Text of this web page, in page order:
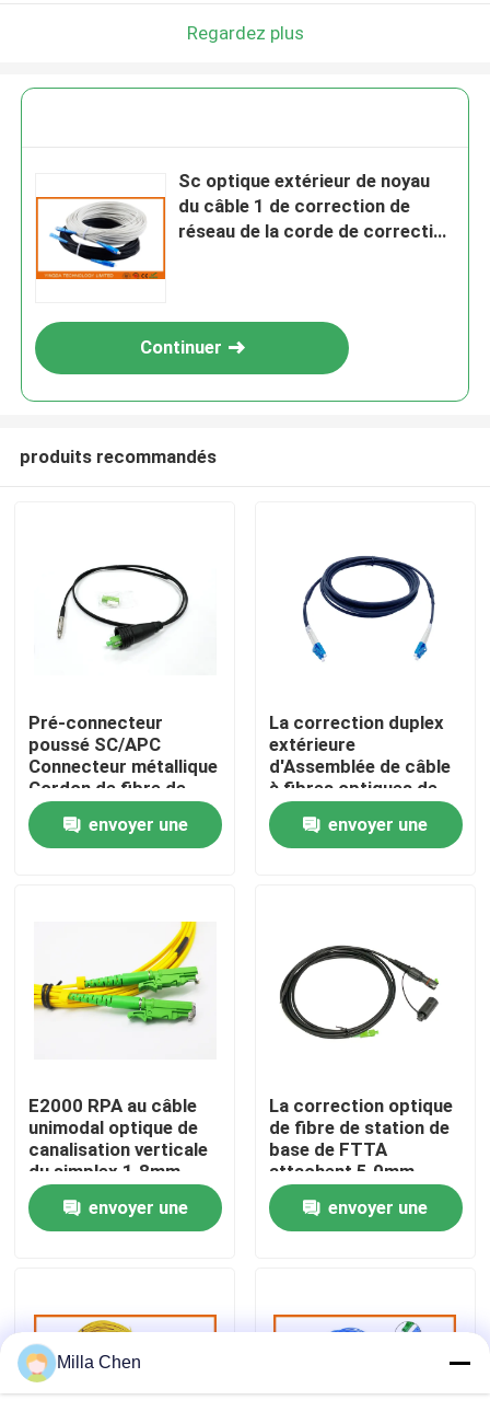
Maison
Produits
Visite d'usine
Contactez-nous
Nouvelles
Demandez une citation
Box en fibre optique Résiliation
Regardez plus
Sc optique extérieur de noyau
du câble 1 de correction de
réseau de la corde de correction
Continuer
produits recommandés
Pré-connecteur
poussé SC/APC
Connecteur métallique
Cordon de fibre de
patch noir pour à
travers le conduit et la
paroi FTTH
envoyer une
La correction duplex
extérieure
d'Assemblée de câble
à fibres optiques de
FTTA LC attachent
GJFJV 7.0mm G657A2
2.0mm
envoyer une
E2000 RPA au câble
unimodal optique de
canalisation verticale
du simplex 1.8mm
LSZH de corde de
correction de fibre de
Sc UPC
envoyer une
La correction optique
de fibre de station de
base de FTTA
attachent 5.0mm
terminés avec des
connecteurs de Sc de
Supertap
envoyer une
Milla Chen